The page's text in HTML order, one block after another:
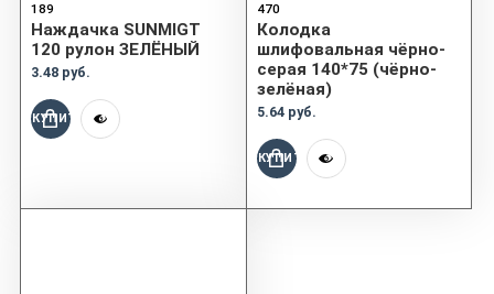
189
Наждачка SUNMIGT
120 рулон ЗЕЛЁНЫЙ
3.48 руб.
КУПИТЬ
470
Колодка
шлифовальная чёрно-
серая 140*75 (чёрно-
зелёная)
5.64 руб.
КУПИТЬ